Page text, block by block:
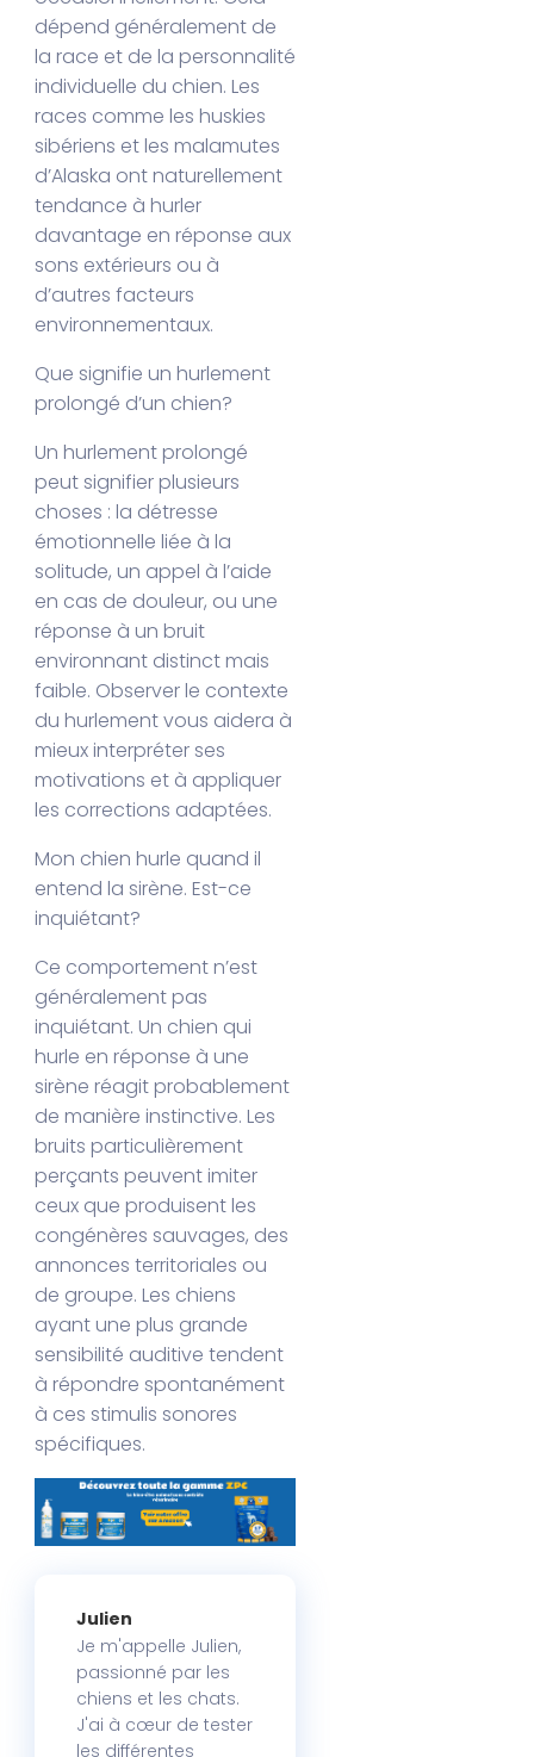
dépend généralement de
la race et de la personnalité
individuelle du chien. Les
races comme les huskies
sibériens et les malamutes
d’Alaska ont naturellement
tendance à hurler
davantage en réponse aux
sons extérieurs ou à
d’autres facteurs
environnementaux.
Que signifie un hurlement
prolongé d’un chien?
Un hurlement prolongé
peut signifier plusieurs
choses : la détresse
émotionnelle liée à la
solitude, un appel à l’aide
en cas de douleur, ou une
réponse à un bruit
environnant distinct mais
faible. Observer le contexte
du hurlement vous aidera à
mieux interpréter ses
motivations et à appliquer
les corrections adaptées.
Mon chien hurle quand il
entend la sirène. Est-ce
inquiétant?
Ce comportement n’est
généralement pas
inquiétant. Un chien qui
hurle en réponse à une
sirène réagit probablement
de manière instinctive. Les
bruits particulièrement
perçants peuvent imiter
ceux que produisent les
congénères sauvages, des
annonces territoriales ou
de groupe. Les chiens
ayant une plus grande
sensibilité auditive tendent
à répondre spontanément
à ces stimulis sonores
spécifiques.
Julien
Je m'appelle Julien,
passionné par les
chiens et les chats.
J'ai à cœur de tester
les différentes